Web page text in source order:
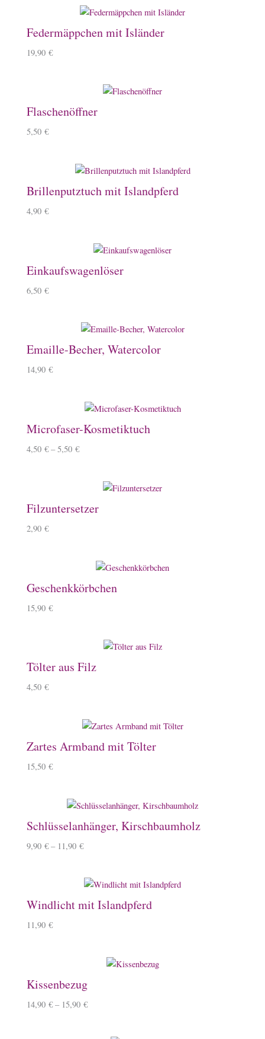
Federmäppchen mit Isländer
19,90 €
Flaschenöffner
5,50 €
Brillenputztuch mit Islandpferd
4,90 €
Einkaufswagenlöser
6,50 €
Emaille-Becher, Watercolor
14,90 €
Microfaser-Kosmetiktuch
4,50 € –5,50 €
Filzuntersetzer
2,90 €
Geschenkkörbchen
15,90 €
Tölter aus Filz
4,50 €
Zartes Armband mit Tölter
15,50 €
Schlüsselanhänger, Kirschbaumholz
9,90 € – 11,90 €
Windlicht mit Islandpferd
11,90 €
Kissenbezug
14,90 € – 15,90 €